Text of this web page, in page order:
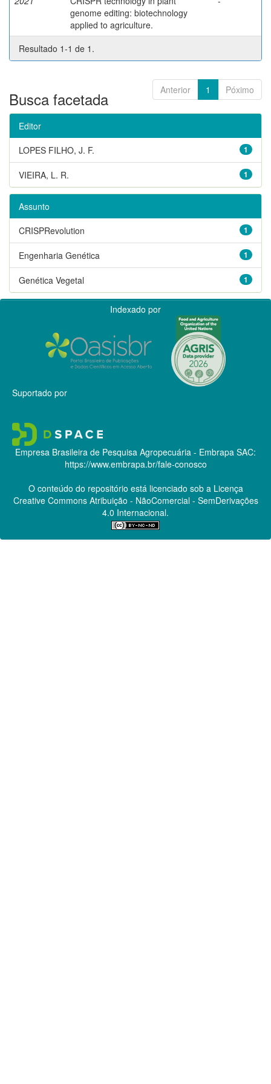
genome editing: biotechnology
applied to agriculture.
Resultado 1-1 de 1.
Anterior 1 Póximo
Busca facetada
Editor
1
LOPES FILHO, J. F.
1
VIEIRA, L. R.
Assunto
1
CRISPRevolution
1
Engenharia Genética
1
Genética Vegetal
Indexado por
Suportado por
Empresa Brasileira de Pesquisa Agropecuária - Embrapa SAC:
https://www.embrapa.br/fale-conosco
O conteúdo do repositório está licenciado sob a Licença
Creative CommonsAtribuição - NãoComercial - SemDerivações
4.0 Internacional.